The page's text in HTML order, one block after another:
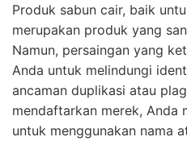
Produk sabun cair, baik
merupakan produk yang
Namun, persaingan yang
Anda untuk melindungi
ancaman duplikasi atau
mendaftarkan merek, Anda
untuk menggunakan nama